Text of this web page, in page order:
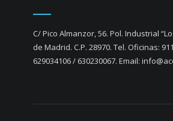
C/ Pico Almanzor, 56. Pol. Industrial
de Madrid. C.P. 28970. Tel. Oficinas:
629034106 / 630230067. Email: